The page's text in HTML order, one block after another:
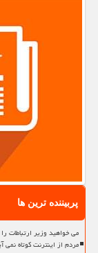
پربیننده ترین ها
می خواهید وزیر ارتباطات
مردم از اینترنت کوتاه نمی